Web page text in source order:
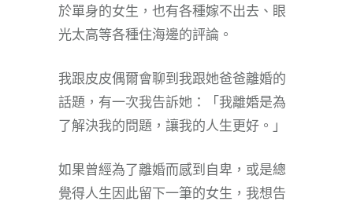
於單身的女生，也有各種嫁不出去、眼
光太高等各種住海邊的評論。
我跟皮皮偶爾會聊到我跟她爸爸離婚的
話題，有一次我告訴她：「我離婚是為
了解決我的問題，讓我的人生更好。」
如果曾經為了離婚而感到自卑，或是總
覺得人生因此留下一筆的女生，我想告